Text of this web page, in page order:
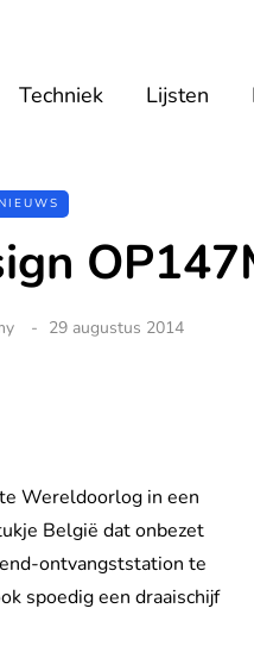
Techniek Lijsten
29 augustus 2014
Wereldoorlog in een
België dat onbezet
ontvangststation te
spoedig een draaischijf